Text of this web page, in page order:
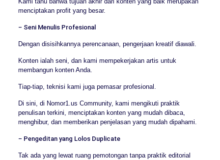
menciptakan profit yang besar.
– Seni Menulis Profesional
Dengan disisihkannya perencanaan, pengerjaan kreatif diawali.
Konten ialah seni, dan kami mempekerjakan artis untuk
membangun konten Anda.
Tiap-tiap, teknisi kami juga pemasar profesional.
Di sini, di Nomor1.us Community, kami mengikuti praktik
penulisan terkini, menciptakan konten yang mudah dibaca,
menghibur, dan memberikan penjelasan yang mudah dipahami.
– Pengeditan yang Lolos Duplicate
Tak ada yang lewat ruang pemotongan tanpa praktik editorial